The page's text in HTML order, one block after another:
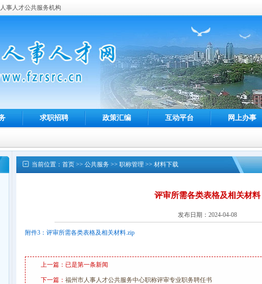
事人才公共服务机构
求职招聘 政策汇编 互动平台 网上办事
当前位置： 首页>> 公共服务>> 职称管理 >> 材料下载
评审所需各类表格及相关材料
发布日期：2024-04-08
附件3：评审所需各类表格及相关材料.zip
上一篇：已是第一条新闻
下一篇： 福州市人事人才公共服务中心职称评审专业职务聘任书